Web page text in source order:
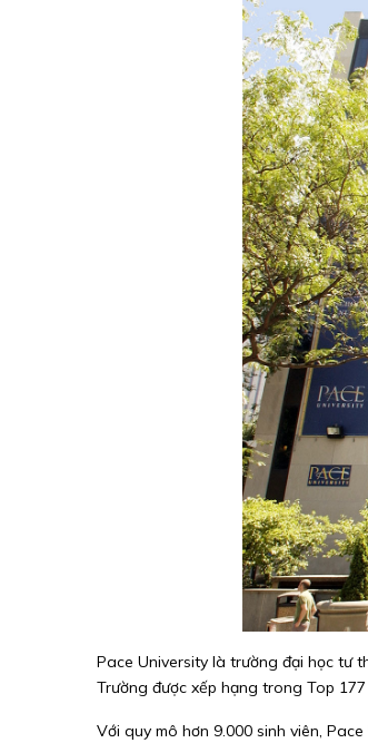
Pace University là trường đại học tư
Trường được xếp hạng trong Top
Với quy mô hơn 9.000 sinh viên,